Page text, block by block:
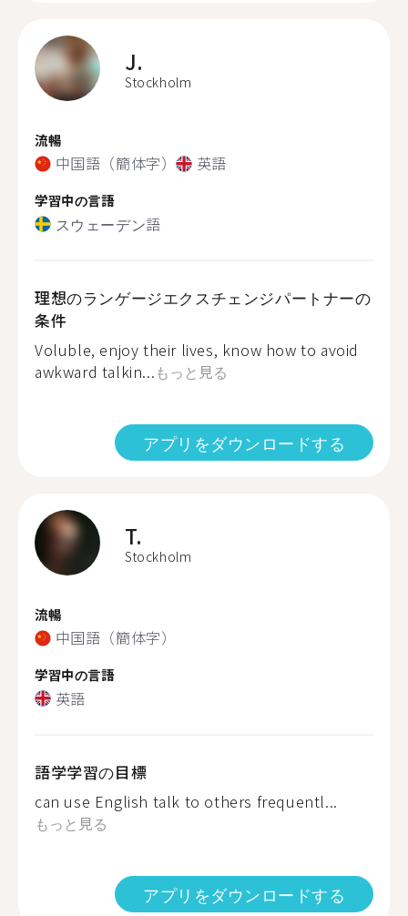
J.
Stockholm
流暢
中国語（簡体字） 英語
学習中の言語
スウェーデン語
理想のランゲージエクスチェンジパートナーの
条件
Voluble, enjoy their lives, know how to avoid
awkward talkin...もっと見る
アプリをダウンロードする
T.
Stockholm
流暢
中国語（簡体字）
学習中の言語
英語
語学学習の目標
can use English talk to others frequentl...
もっと見る
アプリをダウンロードする